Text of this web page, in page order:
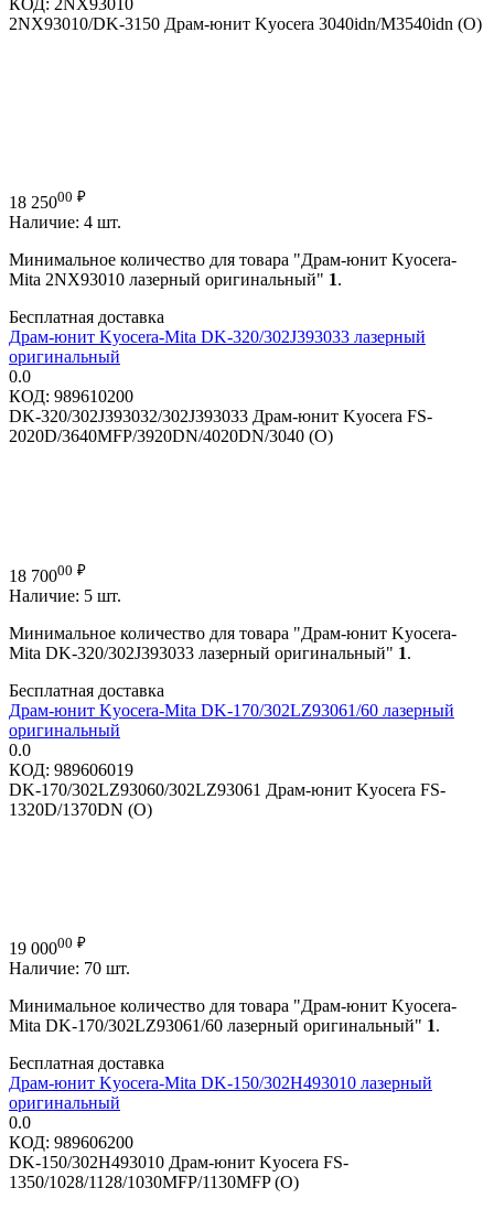
КОД: 2NX93010
2NX93010/DK-3150 Драм-юнит Kyocera 3040idn/M3540idn (O)
18 25000 ₽
Наличие: 4 шт.
Минимальное количество для товара "Драм-юнит Kyocera-
Mita 2NX93010 лазерный оригинальный" 1.
Бесплатная доставка
Драм-юнит Kyocera-Mita DK-320/302J393033 лазерный
оригинальный
0.0
КОД: 989610200
DK-320/302J393032/302J393033 Драм-юнит Kyocera FS-
2020D/3640MFP/3920DN/4020DN/3040 (О)
18 70000 ₽
Наличие: 5 шт.
Минимальное количество для товара "Драм-юнит Kyocera-
Mita DK-320/302J393033 лазерный оригинальный" 1.
Бесплатная доставка
Драм-юнит Kyocera-Mita DK-170/302LZ93061/60 лазерный
оригинальный
0.0
КОД: 989606019
DK-170/302LZ93060/302LZ93061 Драм-юнит Kyocera FS-
1320D/1370DN (O)
19 00000 ₽
Наличие: 70 шт.
Минимальное количество для товара "Драм-юнит Kyocera-
Mita DK-170/302LZ93061/60 лазерный оригинальный" 1.
Бесплатная доставка
Драм-юнит Kyocera-Mita DK-150/302H493010 лазерный
оригинальный
0.0
КОД: 989606200
DK-150/302H493010 Драм-юнит Kyocera FS-
1350/1028/1128/1030MFP/1130MFP (О)